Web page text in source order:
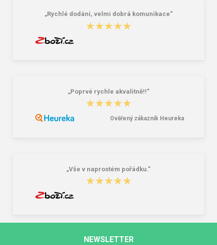
„Rychlé dodání, velmi dobrá komunikace“
★★★★★
★★★★★
„Poprvé rychle akvalitně!!“
★★★★★
★★★★★
Ověřený zákazník Heureka
„Vše v naprostém pořádku.“
★★★★★
★★★★★
NEWSLETTER